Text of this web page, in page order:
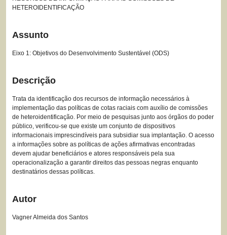
HETEROIDENTIFICAÇÃO
Assunto
Eixo 1: Objetivos do Desenvolvimento Sustentável (ODS)
Descrição
Trata da identificação dos recursos de informação necessários à
implementação das políticas de cotas raciais com auxílio de comissões
de heteroidentificação. Por meio de pesquisas junto aos órgãos do poder
público, verificou-se que existe um conjunto de dispositivos
informacionais imprescindíveis para subsidiar sua implantação. O acesso
a informações sobre as políticas de ações afirmativas encontradas
devem ajudar beneficiários e atores responsáveis pela sua
operacionalização a garantir direitos das pessoas negras enquanto
destinatários dessas políticas.
Autor
Vagner Almeida dos Santos